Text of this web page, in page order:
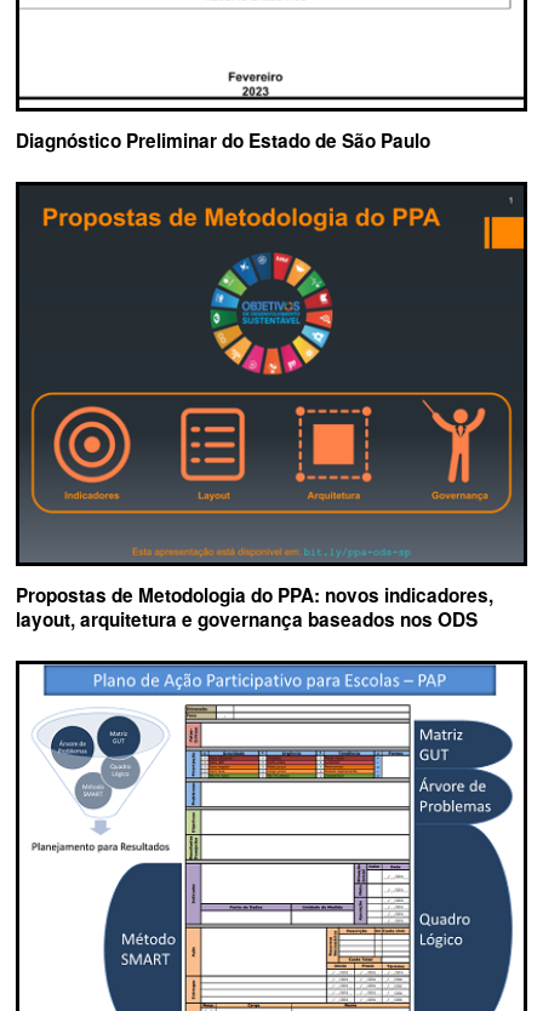
Diagnóstico Preliminar do Estado de São Paulo
Propostas de Metodologia do PPA: novos indicadores,
layout, arquitetura e governança baseados nos ODS